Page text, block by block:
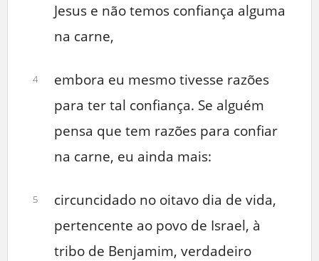
Jesus e não temos confiança alguma
na carne,
4
embora eu mesmo tivesse razões
para ter tal confiança. Se alguém
pensa que tem razões para confiar
na carne, eu ainda mais:
5
circuncidado no oitavo dia de vida,
pertencente ao povo de Israel, à
tribo de Benjamim, verdadeiro